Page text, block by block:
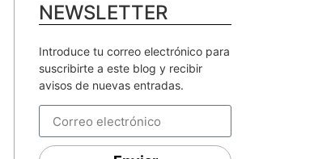
NEWSLETTER
Introduce tu correo electrónico para
suscribirte a este blog y recibir
avisos de nuevas entradas.